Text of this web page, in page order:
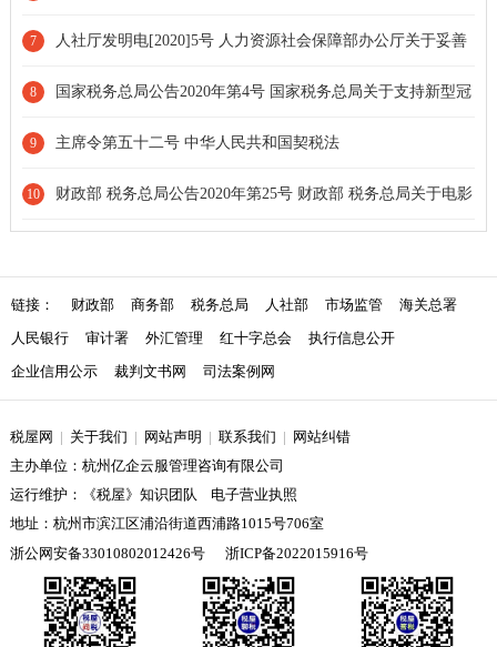
新型冠状病毒感染的肺炎疫情防控有关捐赠税收政策的公告[延长
期限]
7 人社厅发明电[2020]5号 人力资源社会保障部办公厅关于妥善
处理新型冠状病毒感染的肺炎疫情防控期间劳动关系问题的通知
8 国家税务总局公告2020年第4号 国家税务总局关于支持新型冠
状病毒感染的肺炎疫情防控有关税收征收管理事项的公告[条款废
止]
9 主席令第五十二号 中华人民共和国契税法
10 财政部 税务总局公告2020年第25号 财政部 税务总局关于电影
链接： 财政部 商务部 税务总局 人社部 市场监管
海关总署
人民银行
审计署 外汇管理 红十字总会
执行信息公开
企业信用公示
裁判文书网 司法案例网
税屋网 | 关于我们 | 网站声明 | 联系我们 | 网站纠错
主办单位：杭州亿企云服管理咨询有限公司
运行维护：《税屋》知识团队 电子营业执照
地址：杭州市滨江区浦沿街道西浦路1015号706室
浙公网安备33010802012426号
浙ICP备2022015916号